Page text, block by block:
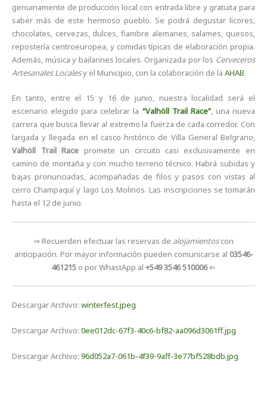
genuinamente de producción local con entrada libre y gratuita para
saber más de este hermoso pueblo. Se podrá degustar licores,
chocolates, cervezas, dulces, fiambre alemanes, salames, quesos,
repostería centroeuropea, y comidas típicas de elaboración propia.
Además, música y bailarines locales. Organizada por los Cerveceros
Artesanales Localesy el Municipio, con la colaboración de laAHAB.
En tanto, entre el 15 y 16 de junio, nuestra localidad será el
escenario elegido para celebrar la “Valhöll Trail Race”, una nueva
carrera que busca llevar al extremo la fuerza de cada corredor. Con
largada y llegada en el casco histórico de Villa General Belgrano,
Valhöll Trail Race promete un circuito casi exclusivamente en
camino de montaña y con mucho terreno técnico. Habrá subidas y
bajas pronunciadas, acompañadas de filos y pasos con vistas al
cerro Champaquí y lago Los Molinos. Las inscripciones se tomarán
hasta el 12 de junio.
⇒ Recuerden efectuar las reservas de alojamientoscon
anticipación. Por mayor información pueden comunicarse al 03546-
461215 o por WhastApp al +549 3546 510006⇐
Descargar Archivo:winterfest.jpeg
Descargar Archivo:0ee012dc-67f3-40c6-bf82-aa096d3061ff.jpg
Descargar Archivo:96d052a7-061b-4f39-9aff-3e77bf528bdb.jpg